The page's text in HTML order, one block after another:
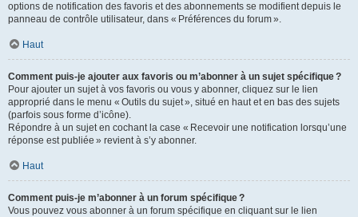
options de notification des favoris et des abonnements se modifient depuis le
panneau de contrôle utilisateur, dans « Préférences du forum ».
Haut
Comment puis-je ajouter aux favoris ou m’abonner à un sujet spécifique ?
Pour ajouter un sujet à vos favoris ou vous y abonner, cliquez sur le lien
approprié dans le menu « Outils du sujet », situé en haut et en bas des sujets
(parfois sous forme d’icône).
Répondre à un sujet en cochant la case « Recevoir une notification lorsqu’une
réponse est publiée » revient à s’y abonner.
Haut
Comment puis-je m’abonner à un forum spécifique ?
Vous pouvez vous abonner à un forum spécifique en cliquant sur le lien